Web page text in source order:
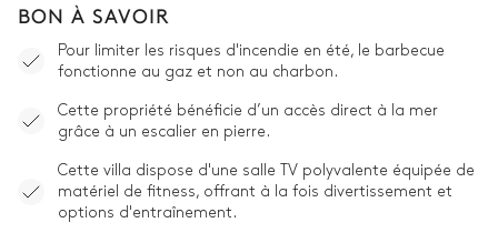
BON À SAVOIR
Pour limiter les risques d'incendie en été, le barbecue
fonctionne au gaz et non au charbon.
Cette propriété bénéficie d’un accès direct à la mer
grâce à un escalier en pierre.
Cette villa dispose d'une salle TV polyvalente équipée de
matériel de fitness, offrant à la fois divertissement et
options d'entraînement.